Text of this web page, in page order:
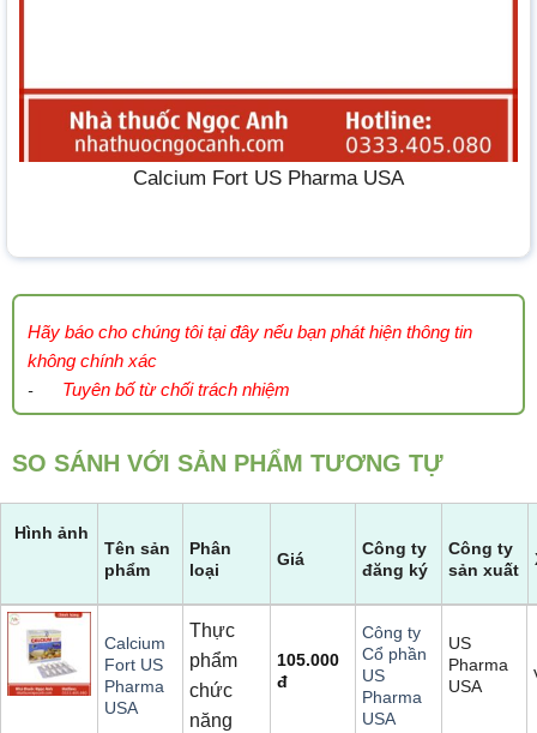
Calcium Fort US Pharma USA
Hãy báo cho chúng tôi tại đây nếu bạn phát hiện thông tin
không chính xác
- Tuyên bố từ chối trách nhiệm
SO SÁNH VỚI SẢN PHẨM TƯƠNG TỰ
Hình ảnh
Tên sản
phẩm
Phân
loại
Giá
Công ty
đăng ký
Công ty
sản xuất
Calcium
Fort US
Pharma
USA
Thực
phẩm
chức
năng
105.000
đ
Công ty
Cổ phần
US
Pharma
USA
US
Pharma
USA